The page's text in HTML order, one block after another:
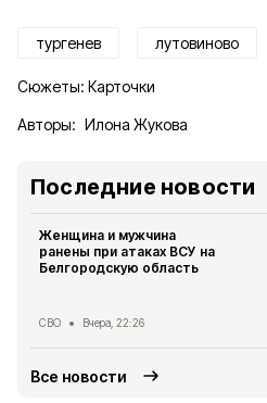
тургенев лутовиново
Сюжеты: Карточки
Авторы: Илона Жукова
Последние новости
Женщина и мужчина
ранены при атаках ВСУ на
Белгородскую область
СВО Вчера, 22:26
Все новости